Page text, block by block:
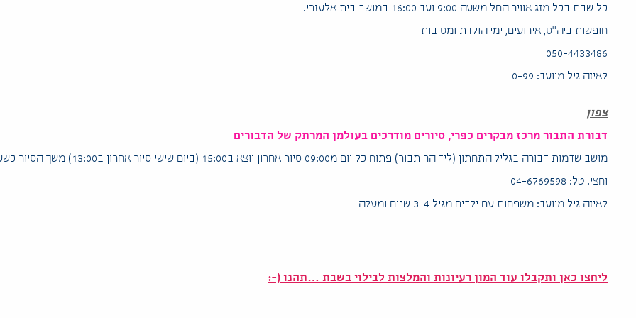
כל שבת בכל מזג אוויר החל משעה 9:00 ועד 16:00 במושב בית אלעזרי.
חופשות ביה”ס, אירועים, ימי הולדת ומסיבות
050-4433486
לאיזה גיל מיועד: 0-99
צפון
דבורת התבור מרכז מבקרים כפרי, סיורים מודרכים בעולמן המרתק של הדבורים
מושב שדמות דבורה בגליל התחתון (ליד הר תבור) פתוח כל יום מ09:00 סיור אחרון יוצא ב15:00 (ביום שישי סיור אחרון
וחצי. טל: 04-6769598
לאיזה גיל מיועד: משפחות עם ילדים מגיל 3-4 שנים ומעלה
ליחצו כאן ותקבלו עוד המון רעיונות והמלצות לבילוי בשבת…תהנו (-: